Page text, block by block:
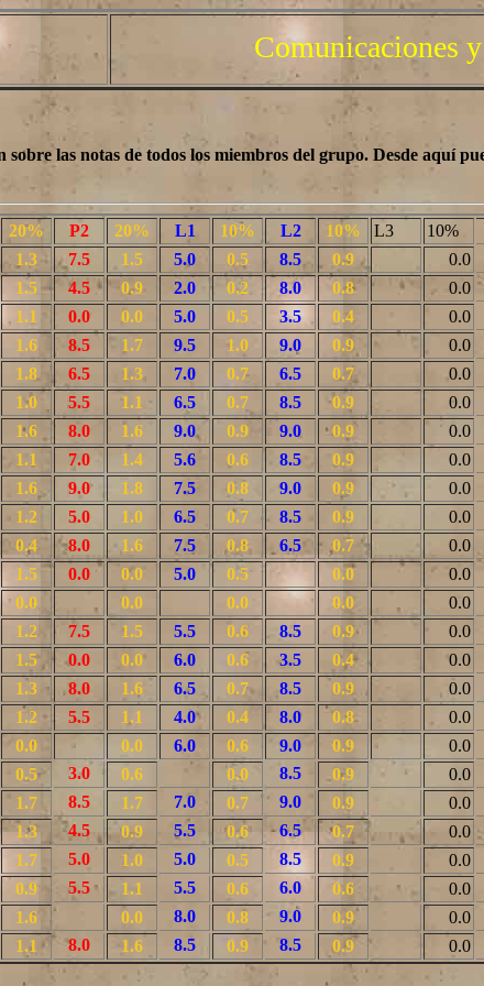
Comunicaciones y
las notas de todos los miembros del grupo. Desde aquí
20% P2 20% L1 10% L2 10% L3 10%
1.3 7.5 1.5 5.0 0.5 8.5 0.9 0.0
1.5 4.5 0.9 2.0 0.2 8.0 0.8 0.0
1.1 0.0 0.0 5.0 0.5 3.5 0.4 0.0
1.6 8.5 1.7 9.5 1.0 9.0 0.9 0.0
1.8 6.5 1.3 7.0 0.7 6.5 0.7 0.0
1.0 5.5 1.1 6.5 0.7 8.5 0.9 0.0
1.6 8.0 1.6 9.0 0.9 9.0 0.9 0.0
1.1 7.0 1.4 5.6 0.6 8.5 0.9 0.0
1.6 9.0 1.8 7.5 0.8 9.0 0.9 0.0
1.2 5.0 1.0 6.5 0.7 8.5 0.9 0.0
0.4 8.0 1.6 7.5 0.8 6.5 0.7 0.0
1.5 0.0 0.0 5.0 0.5 0.0 0.0
0.0 0.0 0.0 0.0 0.0
1.2 7.5 1.5 5.5 0.6 8.5 0.9 0.0
1.5 0.0 0.0 6.0 0.6 3.5 0.4 0.0
1.3 8.0 1.6 6.5 0.7 8.5 0.9 0.0
1.2 5.5 1.1 4.0 0.4 8.0 0.8 0.0
0.0 0.0 6.0 0.6 9.0 0.9 0.0
0.5 3.0 0.6 0.0 8.5 0.9 0.0
1.7 8.5 1.7 7.0 0.7 9.0 0.9 0.0
1.3 4.5 0.9 5.5 0.6 6.5 0.7 0.0
1.7 5.0 1.0 5.0 0.5 8.5 0.9 0.0
0.9 5.5 1.1 5.5 0.6 6.0 0.6 0.0
1.6 0.0 8.0 0.8 9.0 0.9 0.0
1.1 8.0 1.6 8.5 0.9 8.5 0.9 0.0